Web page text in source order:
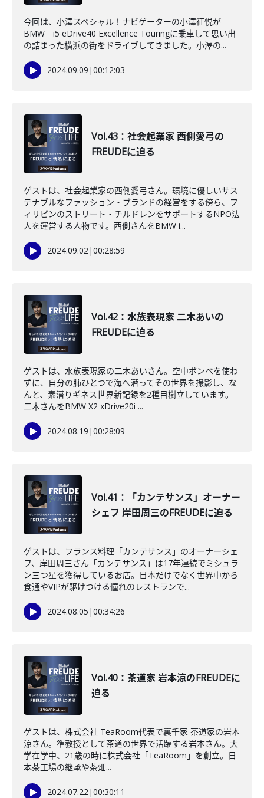
今回は、小澤スペシャル！ナビゲーターの小澤征悦が
BMW i5 eDrive40 Excellence Touringに乗車して思い出
の詰まった横浜の街をドライブしてきました。小澤の...
2024.09.09 |00:12:03
Vol.43：社会起業家 西側愛弓の
FREUDEに迫る
ゲストは、社会起業家の西側愛弓さん。環境に優しいサス
テナブルなファッション・ブランドの経営をする傍ら、フ
ィリピンのストリート・チルドレンをサポートするNPO法
人を運営する人物です。西側さんをBMW i...
2024.09.02|00:28:59
Vol.42：水族表現家 二木あいの
FREUDEに迫る
ゲストは、水族表現家の二木あいさん。空中ボンベを使わ
ずに、自分の肺ひとつで海へ潜ってその世界を撮影し、な
んと、素潜りギネス世界新記録を2種目樹立しています。
二木さんをBMW X2 xDrive20i ...
2024.08.19 |00:28:09
Vol.41：「カンテサンス」オーナー
シェフ 岸田周三のFREUDEに迫る
ゲストは、フランス料理「カンテサンス」のオーナーシェ
フ、岸田周三さん「カンテサンス」は17年連続でミシュラ
ン三つ星を獲得しているお店。日本だけでなく世界中から
食通やVIPが駆けつける憧れのレストランで...
2024.08.05 |00:34:26
Vol.40：茶道家 岩本涼のFREUDEに
迫る
ゲストは、株式会社 TeaRoom代表で裏千家 茶道家の岩本
涼さん。準教授として茶道の世界で活躍する岩本さん。大
学在学中、21歳の時に株式会社「TeaRoom」を創立。日
本茶工場の継承や茶畑...
2024.07.22|00:30:11